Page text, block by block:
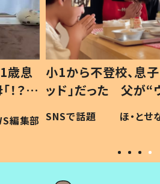
歳息
？」
編集部
小1から不登校、息子
ッド」だった 父が“
作り続ける理由と
#令和の子
SNSで話題 ほ・と